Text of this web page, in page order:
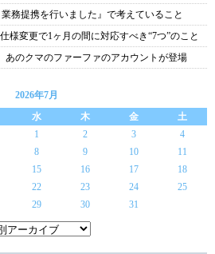
務提携を行いました』で考えていること
仕様変更で1ヶ月の間に対応すべき“7つ”のこと
あのクマのファーファのアカウントが登場
2026年7月
水 木 金
土
1
2 3
4
8 9 10
11
15 16 17
18
22 23 24
25
29 30 31